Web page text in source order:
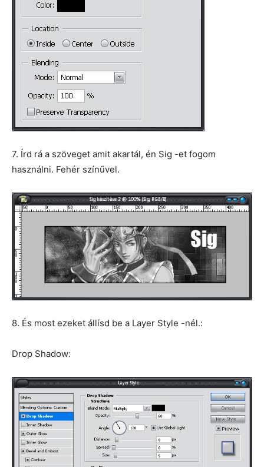
7. Írd rá a szöveget amit akartál, én Sig -et fogom
használni. Fehér színűvel.
8. És most ezeket állísd be a Layer Style -nél.:
Drop Shadow: